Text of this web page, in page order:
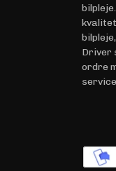
Driver
ordre